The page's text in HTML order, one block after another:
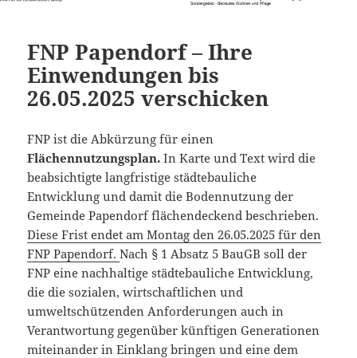
FNP Papendorf – Ihre
Einwendungen bis
26.05.2025 verschicken
FNP ist die Abkürzung für einen
Flächennutzungsplan.In Karte und Text wird die
beabsichtigte langfristige städtebauliche
Entwicklung und damit die Bodennutzung der
Gemeinde Papendorf flächendeckend beschrieben.
Diese Frist endet am Montag den 26.05.2025 für den
FNP Papendorf.Nach § 1 Absatz 5 BauGB soll der
FNP eine nachhaltige städtebauliche Entwicklung,
die die sozialen, wirtschaftlichen und
umweltschützenden Anforderungen auch in
Verantwortung gegenüber künftigen Generationen
miteinander in Einklang bringen und eine dem